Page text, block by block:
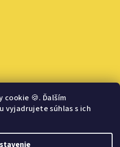
cookie 🍪. Ďalším
vyjadrujete súhlas s ich